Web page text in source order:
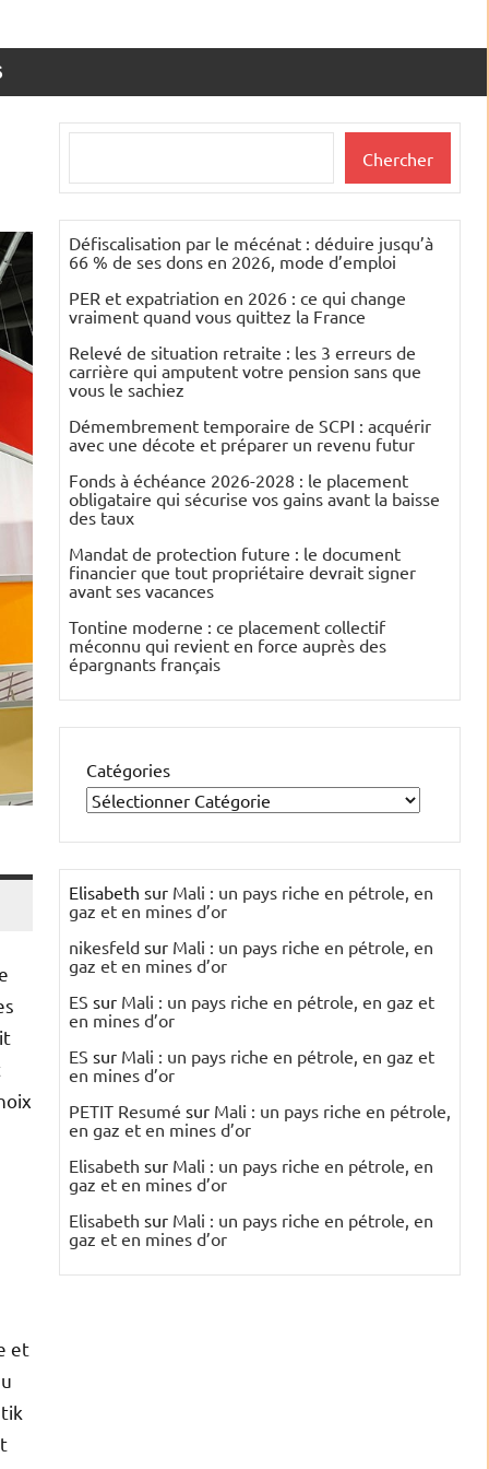
et
Chercher
Défiscalisation par le mécénat : déduire jusqu’à
66 % de ses dons en 2026, mode d’emploi
PER et expatriation en 2026 : ce qui change
vraiment quand vous quittez la France
Relevé de situation retraite : les 3 erreurs de
carrière qui amputent votre pension sans que
vous le sachiez
Démembrement temporaire de SCPI : acquérir
avec une décote et préparer un revenu futur
Fonds à échéance 2026-2028 : le placement
obligataire qui sécurise vos gains avant la baisse
des taux
Mandat de protection future : le document
financier que tout propriétaire devrait signer
avant ses vacances
Tontine moderne : ce placement collectif
méconnu qui revient en force auprès des
épargnants français
Catégories
Elisabeth sur Mali : un pays riche en pétrole, en
gaz et en mines d’or
nikesfeld sur Mali : un pays riche en pétrole, en
gaz et en mines d’or
ES sur Mali : un pays riche en pétrole, en gaz et
en mines d’or
ES sur Mali : un pays riche en pétrole, en gaz et
en mines d’or
PETIT Resumé sur Mali : un pays riche en pétrole,
en gaz et en mines d’or
Elisabeth sur Mali : un pays riche en pétrole, en
gaz et en mines d’or
Elisabeth sur Mali : un pays riche en pétrole, en
gaz et en mines d’or